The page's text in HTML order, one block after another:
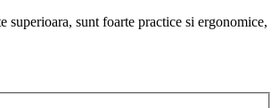
superioara, sunt foarte practice si ergonomice,